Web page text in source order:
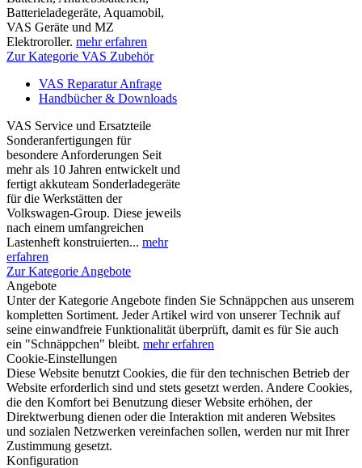
Batterieladegeräte, Aquamobil,
VAS Geräte und MZ
Elektroroller. mehr erfahren
Zur Kategorie VAS Zubehör
VAS Reparatur Anfrage
Handbücher & Downloads
VAS Service und Ersatzteile
Sonderanfertigungen für
besondere Anforderungen Seit
mehr als 10 Jahren entwickelt und
fertigt akkuteam Sonderladegeräte
für die Werkstätten der
Volkswagen-Group. Diese jeweils
nach einem umfangreichen
Lastenheft konstruierten... mehr
erfahren
Zur Kategorie Angebote
Angebote
Unter der Kategorie Angebote finden Sie Schnäppchen aus unserem
kompletten Sortiment. Jeder Artikel wird von unserer Technik auf
seine einwandfreie Funktionalität überprüft, damit es für Sie auch
ein "Schnäppchen" bleibt. mehr erfahren
Cookie-Einstellungen
Diese Website benutzt Cookies, die für den technischen Betrieb der
Website erforderlich sind und stets gesetzt werden. Andere Cookies,
die den Komfort bei Benutzung dieser Website erhöhen, der
Direktwerbung dienen oder die Interaktion mit anderen Websites
und sozialen Netzwerken vereinfachen sollen, werden nur mit Ihrer
Zustimmung gesetzt.
Konfiguration